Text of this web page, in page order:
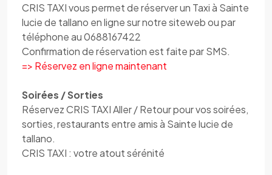
CRIS TAXI vous permet de réserver un Taxi à Sainte
lucie de tallano en ligne sur notre siteweb ou par
téléphone au 0688167422
Confirmation de réservation est faite par SMS.
=> Réservez en ligne maintenant
Soirées / Sorties
Réservez CRIS TAXI Aller / Retour pour vos soirées,
sorties, restaurants entre amis à Sainte lucie de
tallano.
CRIS TAXI : votre atout sérénité